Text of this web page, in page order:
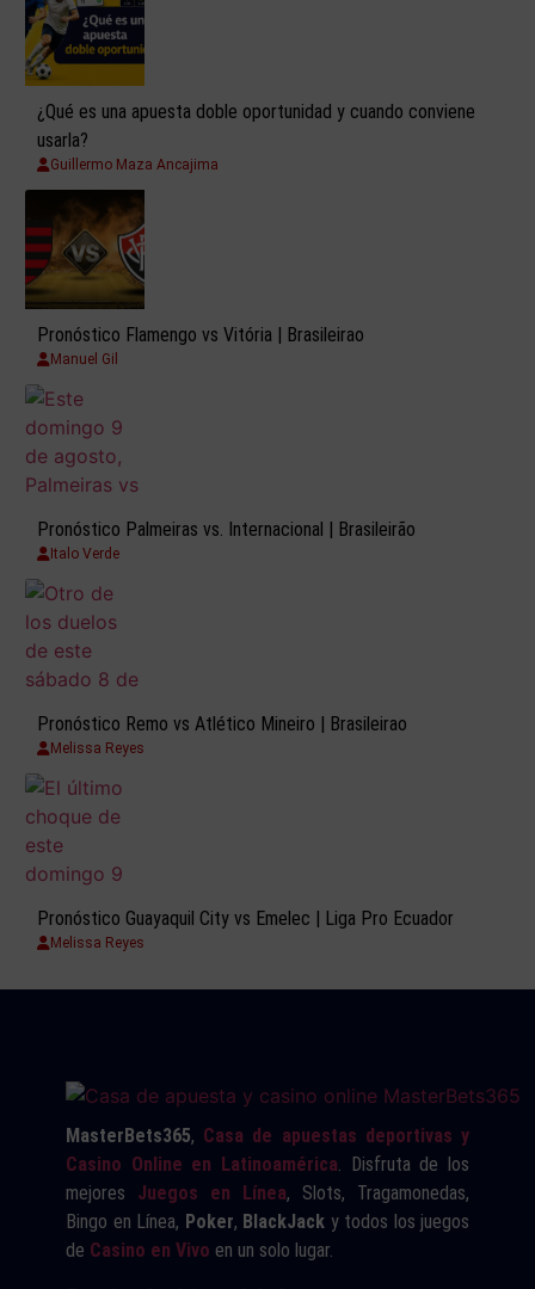
¿Qué es una apuesta doble oportunidad y cuando conviene
usarla?
Guillermo Maza Ancajima
Pronóstico Flamengo vs Vitória | Brasileirao
Manuel Gil
Pronóstico Palmeiras vs. Internacional | Brasileirão
Italo Verde
Pronóstico Remo vs Atlético Mineiro | Brasileirao
Melissa Reyes
Pronóstico Guayaquil City vs Emelec | Liga Pro Ecuador
Melissa Reyes
MasterBets365, Casa de apuestas deportivas y
Casino Online en Latinoamérica. Disfruta de los
mejores Juegos en Línea, Slots, Tragamonedas,
Bingo en Línea, Poker, BlackJack y todos los juegos
de Casino en Vivo en un solo lugar.